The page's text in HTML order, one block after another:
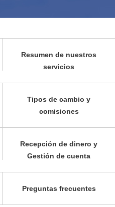
Resumen de nuestros
servicios
Tipos de cambio y
comisiones
Recepción de dinero y
Gestión de cuenta
Preguntas frecuentes